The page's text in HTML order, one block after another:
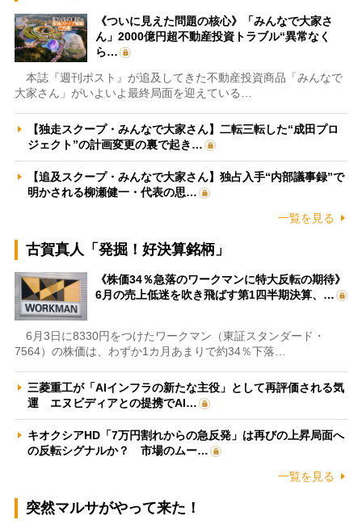
《ついに見えた問題の核心》「みんなで大家さ
ん」2000億円超不動産投資トラブル“異常なく
ら…
本誌『週刊ポスト』が追及してきた不動産投資商品「みんなで
大家さん」がいよいよ最終局面を迎えている…
【独走スクープ・みんなで大家さん】二転三転した“成田プロ
ジェクト”の計画変更の裏で起き…
【追及スクープ・みんなで大家さん】独占入手“内部議事録”で
明かされる柳瀬健一・代表の思…
一覧を見る
古賀真人「発掘！好決算銘柄」
《株価34％急落のワークマンに特大反転の期待》
6月の売上低迷を吹き飛ばす第1四半期決算、…
6月3日に8330円をつけたワークマン（東証スタンダード・
7564）の株価は、わずか1カ月あまりで約34％下落…
三菱重工が「AIインフラの新たな主役」として再評価される気
運 エヌビディアとの提携でAI…
キオクシアHD「7万円割れからの急反発」は再びの上昇局面へ
の反転シグナルか？ 市場のムー…
一覧を見る
突然マルサがやって来た！